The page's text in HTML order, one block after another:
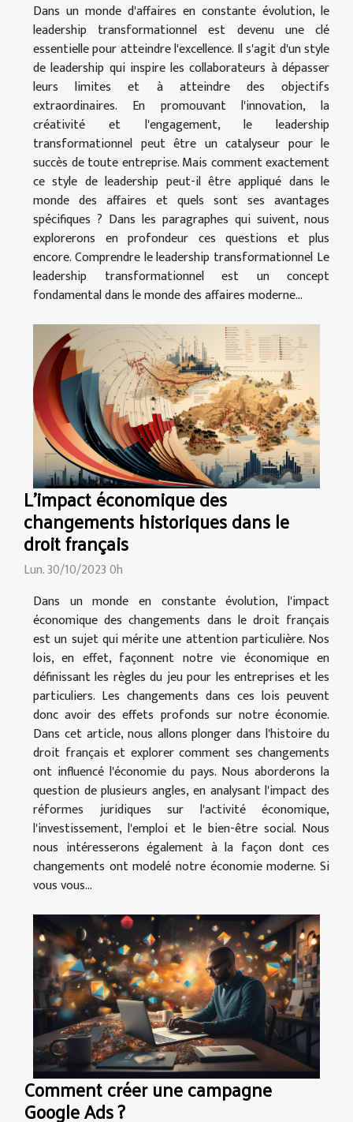
Dans un monde d'affaires en constante évolution, le
leadership transformationnel est devenu une clé
essentielle pour atteindre l'excellence. Il s'agit d'un style
de leadership qui inspire les collaborateurs à dépasser
leurs limites et à atteindre des objectifs
extraordinaires. En promouvant l'innovation, la
créativité et l'engagement, le leadership
transformationnel peut être un catalyseur pour le
succès de toute entreprise. Mais comment exactement
ce style de leadership peut-il être appliqué dans le
monde des affaires et quels sont ses avantages
spécifiques ? Dans les paragraphes qui suivent, nous
explorerons en profondeur ces questions et plus
encore. Comprendre le leadership transformationnel Le
leadership transformationnel est un concept
fondamental dans le monde des affaires moderne...
L'impact économique des
changements historiques dans le
droit français
Lun. 30/10/2023 0h
Dans un monde en constante évolution, l'impact
économique des changements dans le droit français
est un sujet qui mérite une attention particulière. Nos
lois, en effet, façonnent notre vie économique en
définissant les règles du jeu pour les entreprises et les
particuliers. Les changements dans ces lois peuvent
donc avoir des effets profonds sur notre économie.
Dans cet article, nous allons plonger dans l'histoire du
droit français et explorer comment ses changements
ont influencé l'économie du pays. Nous aborderons la
question de plusieurs angles, en analysant l'impact des
réformes juridiques sur l'activité économique,
l'investissement, l'emploi et le bien-être social. Nous
nous intéresserons également à la façon dont ces
changements ont modelé notre économie moderne. Si
vous vous...
Comment créer une campagne
Google Ads ?